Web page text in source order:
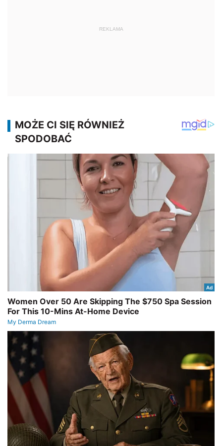
REKLAMA